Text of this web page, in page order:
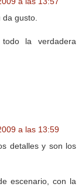
gusto.
la verdadera
a las 13:59
detalles y son los
escenario, con la